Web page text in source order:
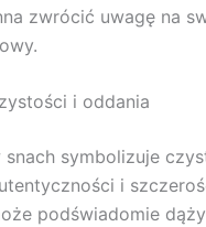
zwrócić uwagę na
i oddania
snach symbolizuje
i
podświadomie